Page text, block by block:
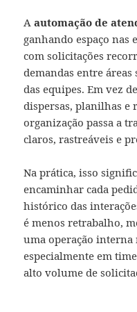
Aautomação de
ganhando espaço nas
com solicitações
demandas entre áreas
das equipes. Em vez
dispersas, planilhas e
organização passa a
claros, rastreáveis e
Na prática, isso
encaminhar cada
histórico das
é menos retrabalho,
uma operação interna
especialmente em
alto volume de